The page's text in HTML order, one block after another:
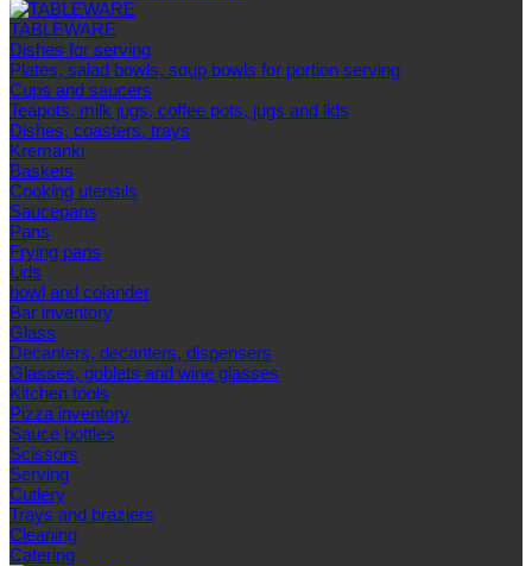
TABLEWARE
Dishes for serving
Plates, salad bowls, soup bowls for portion serving
Cups and saucers
Teapots, milk jugs, coffee pots, jugs and lids
Dishes, coasters, trays
Kremanki
Baskets
Cooking utensils
Saucepans
Pans
Frying pans
Lids
bowl and colander
Bar inventory
Glass
Decanters, decanters, dispensers
Glasses, goblets and wine glasses
Kitchen tools
Pizza inventory
Sauce bottles
Scissors
Serving
Cutlery
Trays and braziers
Сleaning
Catering